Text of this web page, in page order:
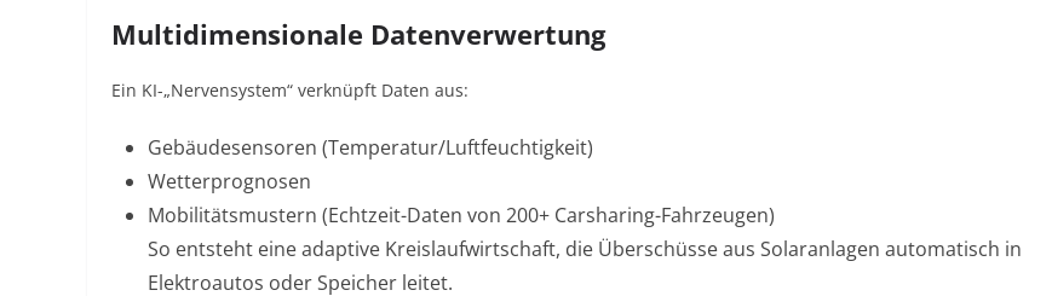
Multidimensionale Datenverwertung
Ein KI-„Nervensystem“ verknüpft Daten aus:
Gebäudesensoren (Temperatur/Luftfeuchtigkeit)
Wetterprognosen
Mobilitätsmustern (Echtzeit-Daten von 200+ Carsharing-Fahrzeugen)
So entsteht eine adaptive Kreislaufwirtschaft, die Überschüsse aus Solaranlagen automatisch in
Elektroautos oder Speicher leitet.